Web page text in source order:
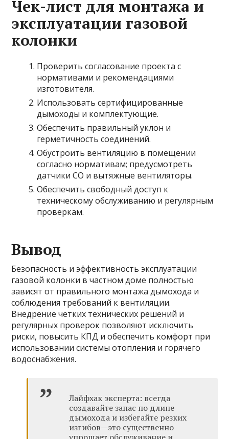
Чек-лист для монтажа и
эксплуатации газовой
колонки
Проверить согласование проекта с
нормативами и рекомендациями
изготовителя.
Использовать сертифицированные
дымоходы и комплектующие.
Обеспечить правильный уклон и
герметичность соединений.
Обустроить вентиляцию в помещении
согласно нормативам; предусмотреть
датчики CO и вытяжные вентиляторы.
Обеспечить свободный доступ к
техническому обслуживанию и регулярным
проверкам.
Вывод
Безопасность и эффективность эксплуатации
газовой колонки в частном доме полностью
зависят от правильного монтажа дымохода и
соблюдения требований к вентиляции.
Внедрение четких технических решений и
регулярных проверок позволяют исключить
риски, повысить КПД и обеспечить комфорт при
использовании системы отопления и горячего
водоснабжения.
Лайфхак эксперта: всегда
создавайте запас по длине
дымохода и избегайте резких
изгибов—это существенно